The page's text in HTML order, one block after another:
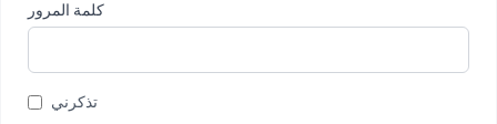
كلمة المرور
تذكرني